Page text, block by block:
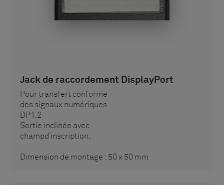
Jack de raccordement DisplayPort
Pour transfert conforme
des signaux numériques
DP1.2
Sortie inclinée avec
champd’inscription.
Dimension de montage : 50 x 50 mm